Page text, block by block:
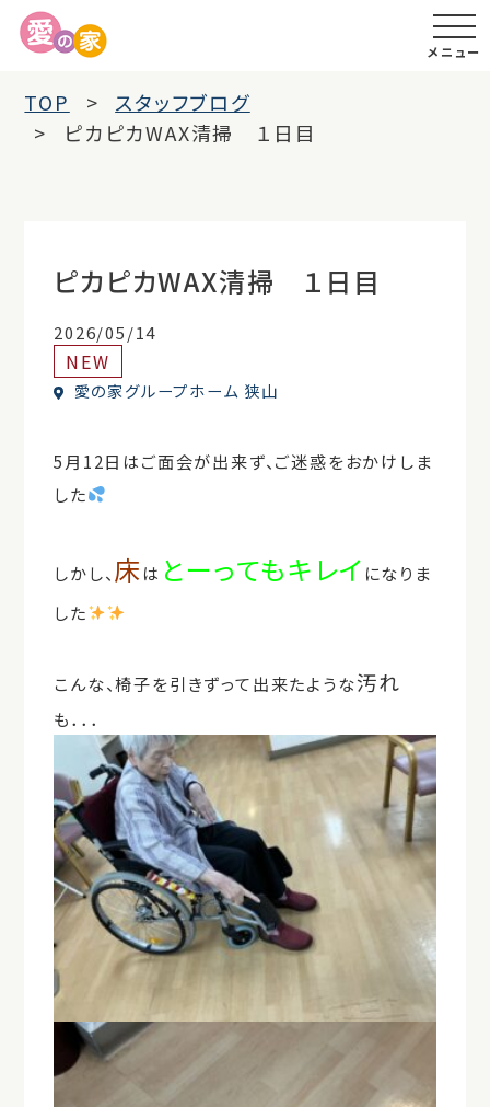
メニュー
TOP
スタッフブログ
ピカピカWAX清掃 １日目
ピカピカWAX清掃 １日目
2026/05/14
NEW
愛の家グループホーム 狭山
5月12日はご面会が出来ず、ご迷惑をおかけしま
した
しかし、 床 は とーってもキレイ になりま
した
こんな、椅子を引きずって出来たような汚れ
も．．．